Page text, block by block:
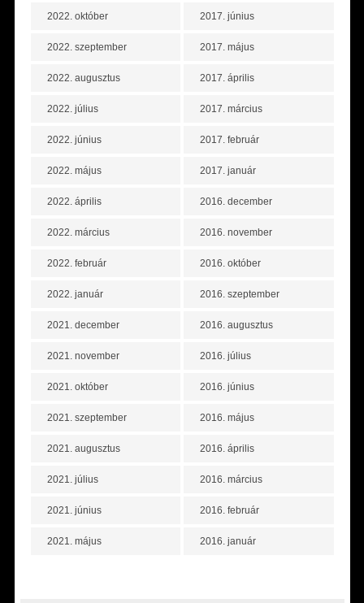
2022. október
2022. szeptember
2022. augusztus
2022. július
2022. június
2022. május
2022. április
2022. március
2022. február
2022. január
2021. december
2021. november
2021. október
2021. szeptember
2021. augusztus
2021. július
2021. június
2021. május
2017. június
2017. május
2017. április
2017. március
2017. február
2017. január
2016. december
2016. november
2016. október
2016. szeptember
2016. augusztus
2016. július
2016. június
2016. május
2016. április
2016. március
2016. február
2016. január